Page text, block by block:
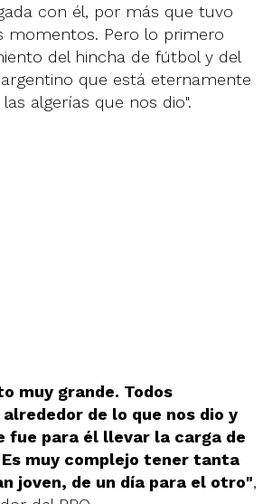
con él, por más que tuvo
momentos. Pero lo primero
del hincha de fútbol y del
que está eternamente
algerías que nos dio".
muy grande. Todos
de lo que nos dio y
fue para él llevar la carga de
muy complejo tener tanta
joven, de un día para el otro",